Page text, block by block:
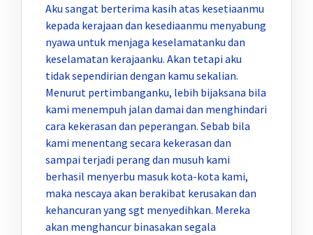
Aku sangat berterima kasih atas kesetiaanmu
kepada kerajaan dan kesediaanmu menyabung
nyawa untuk menjaga keselamatanku dan
keselamatan kerajaanku. Akan tetapi aku
tidak sependirian dengan kamu sekalian.
Menurut pertimbanganku, lebih bijaksana bila
kami menempuh jalan damai dan menghindari
cara kekerasan dan peperangan. Sebab bila
kami menentang secara kekerasan dan
sampai terjadi perang dan musuh kami
berhasil menyerbu masuk kota-kota kami,
maka nescaya akan berakibat kerusakan dan
kehancuran yang sgt menyedihkan. Mereka
akan menghancur binasakan segala